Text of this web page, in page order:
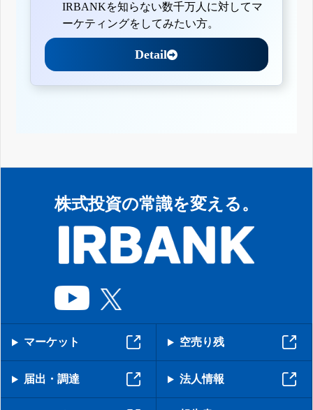
IRBANKを知らない数千万人に対してマ
ーケティングをしてみたい方。
Detail
株式投資の常識を変える。
マーケット 空売り残
届出・調達 法人情報